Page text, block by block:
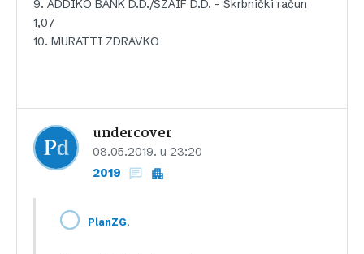
9. ADDIKO BANK D.D./SZAIF D.D. – Skrbnički račun
1,07
10. MURATTI ZDRAVKO
undercover
08.05.2019. u 23:20
2019
PlanZG,